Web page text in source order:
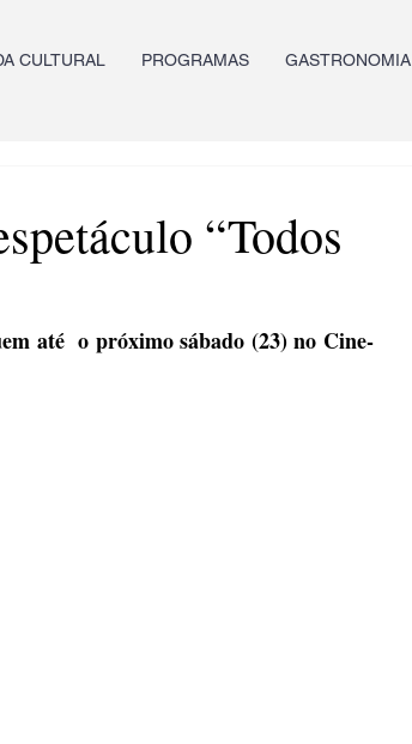
CULTURAL PROGRAMAS GASTRONOMIA
“Todos
até  o próximo sábado (23) no Cine-